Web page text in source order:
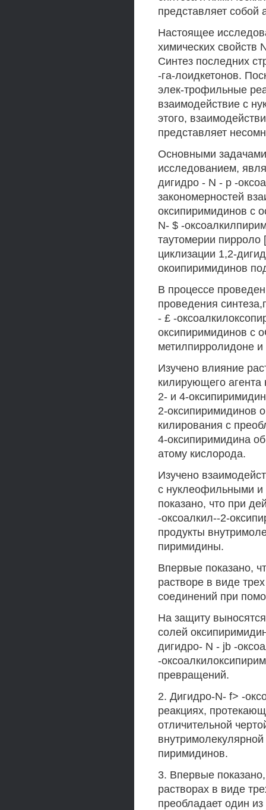
представляет собой
Настоящее
химических свойств
Синтез последних
-га-лоидкетонов.
элек-трофильные
взаимодействие с
этого,
представляет
Основными
исследованием,
дигидро - N - р -
закономерностей
оксипиримидинов с
N- $ -
таутомерии
циклизации 1,2-
окоипиримидинов
В процессе
проведения
- £ -
оксипиримидинов с
метилпирролидоне и
Изучено влияние
килирующего
2- и 4-
2-оксипиримидинов
килирования с
4-оксипиримидина
атому кислорода.
Изучено
с нуклеофильными
показано, что при
-оксоалкил--2-
продукты
пиримидины.
Впервые показано,
растворе в виде
соединений при
На защиту
солей
дигидро- N - jb -
-
превращений.
2. Дигидро-N- f> -
реакциях,
отличительной
пиримидинов.
3. Впервые
растворах в виде
преобладает один